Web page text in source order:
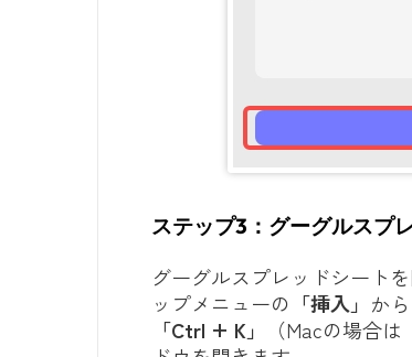
ステップ3：グーグルスプ
グーグルスプレッドシート
ップメニューの 「挿入」 から
「Ctrl + K」
（Macの場合